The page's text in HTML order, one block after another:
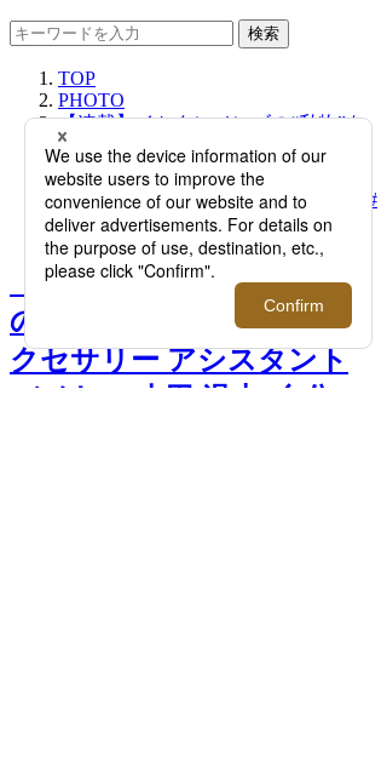
検索
TOP
PHOTO
【連載】イセタンメンズの“私物”を
拝見！メンズアクセサリー アシスタ
ントバイヤー 吉田 温志_自分の感性
を一番に。見て触って、想像する｜#
イセタンメンズの愛用品
【連載】イセタンメンズ
の“私物”を拝見！メンズア
クセサリー アシスタント
バイヤー 吉田 温志_自分の